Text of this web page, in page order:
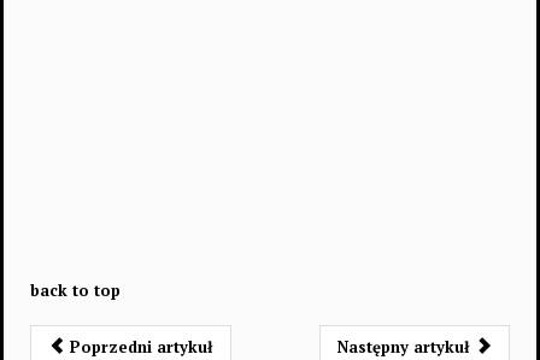
back to top
Poprzedni artykuł Następny artykuł